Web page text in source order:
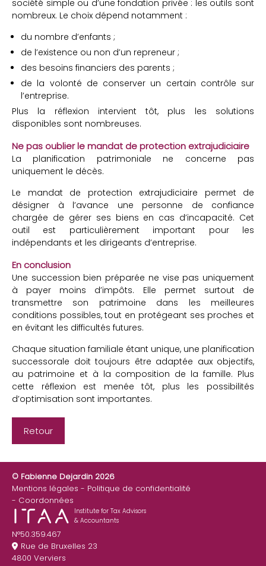
société simple ou d’une fondation privée : les outils sont
nombreux. Le choix dépend notamment :
du nombre d’enfants ;
de l’existence ou non d’un repreneur ;
des besoins financiers des parents ;
de la volonté de conserver un certain contrôle sur
l’entreprise.
Plus la réflexion intervient tôt, plus les solutions
disponibles sont nombreuses.
Ne pas oublier le mandat de protection extrajudiciaire
La planification patrimoniale ne concerne pas
uniquement le décès.
Le mandat de protection extrajudiciaire permet de
désigner à l’avance une personne de confiance
chargée de gérer ses biens en cas d’incapacité. Cet
outil est particulièrement important pour les
indépendants et les dirigeants d’entreprise.
En conclusion
Une succession bien préparée ne vise pas uniquement
à payer moins d’impôts. Elle permet surtout de
transmettre son patrimoine dans les meilleures
conditions possibles, tout en protégeant ses proches et
en évitant les difficultés futures.
Chaque situation familiale étant unique, une planification
successorale doit toujours être adaptée aux objectifs,
au patrimoine et à la composition de la famille. Plus
cette réflexion est menée tôt, plus les possibilités
d’optimisation sont importantes.
Retour
© Fabienne Dejardin 2026
Mentions légales
Politique de confidentialité
Coordonnées
Institute for Tax Advisors
& Accountants
N°50.359.467
Rue de Bruxelles 23
4800 Verviers